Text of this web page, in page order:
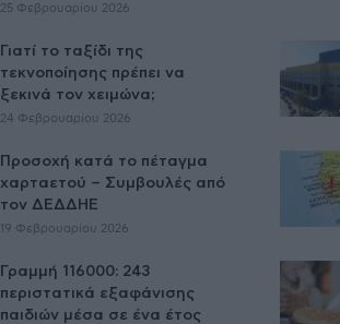
25 Φεβρουαρίου 2026
Γιατί το ταξίδι της
τεκνοποίησης πρέπει να
ξεκινά τον χειμώνα;
24 Φεβρουαρίου 2026
Προσοχή κατά το πέταγμα
χαρταετού – Συμβουλές από
τον ΔΕΔΔΗΕ
19 Φεβρουαρίου 2026
Γραμμή 116000: 243
περιστατικά εξαφάνισης
παιδιών μέσα σε ένα έτος